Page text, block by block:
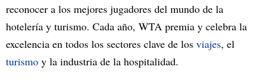
reconocer a los mejores jugadores del mundo de la
hotelería y turismo. Cada año, WTA premia y celebra la
excelencia en todos los sectores clave de los viajes, el
turismo y la industria de la hospitalidad.